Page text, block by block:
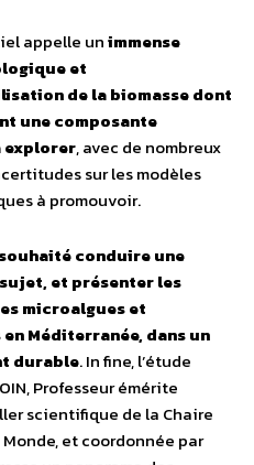
appelle unimmense
et
de la biomasse dont
une composante
explorer, avec de nombreux
sur les modèles
à promouvoir.
souhaité conduire une
et présenter les
microalgues et
Méditerranée, dans un
durable. In fine, l’étude
Professeur émérite
scientifique de la Chaire
et coordonnée par